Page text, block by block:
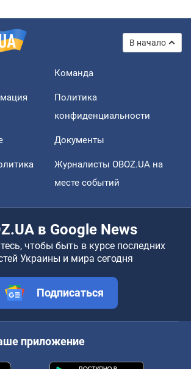
В начало
Команда
Политика
конфиденциальности
Документы
Журналисты OBOZ.UA на
месте событий
в Google News
чтобы быть в курсе последних
Украины и мира сегодня
Подписаться
приложение